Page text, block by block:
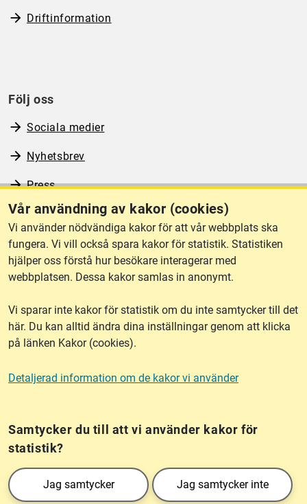
Vår användning av kakor (cookies)
Vi använder nödvändiga kakor för att vår webbplats ska
fungera. Vi vill också spara kakor för statistik. Statistiken
hjälper oss förstå hur besökare interagerar med
webbplatsen. Dessa kakor samlas in anonymt.
Vi sparar inte kakor för statistik om du inte samtycker till det
här. Du kan alltid ändra dina inställningar genom att klicka
på länken Kakor (cookies).
Detaljerad information om de kakor vi använder
Samtycker du till att vi använder kakor för
statistik?
Jag samtycker Jag samtycker inte
Driftinformation
Följ oss
Sociala medier
Nyhetsbrev
Press
RSS
Om webbplatsen
Tillgänglighet
Other languages
Kakor (cookies)
Lantmäteriet är den myndighet som kartlägger Sverige. Till våra uppgifter hör
också att registrera och säkra ägandet av alla fastigheter samt hantera deras